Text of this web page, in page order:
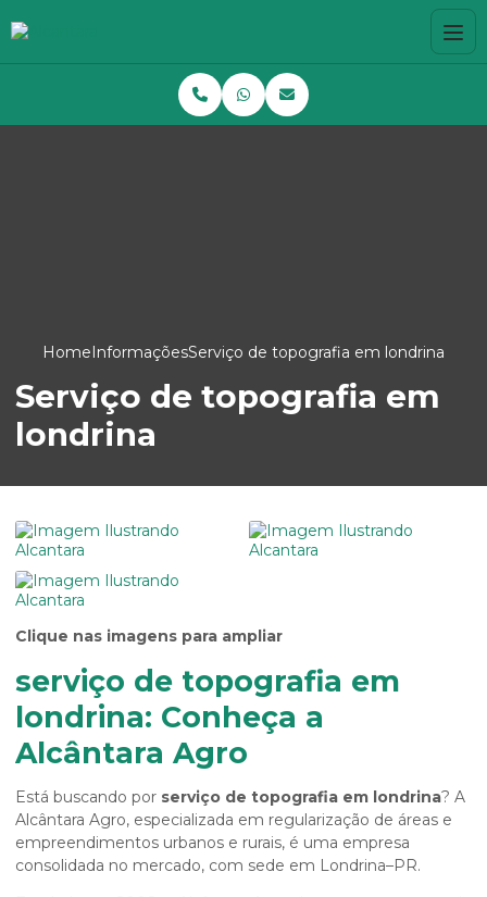
HomeInformaçõesServiço de topografia em londrina
Serviço de topografia em
londrina
Clique nas imagens para ampliar
serviço de topografia em
londrina: Conheça a
Alcântara Agro
Está buscando por serviço de topografia em londrina? A
Alcântara Agro, especializada em regularização de áreas e
empreendimentos urbanos e rurais, é uma empresa
consolidada no mercado, com sede em Londrina–PR.